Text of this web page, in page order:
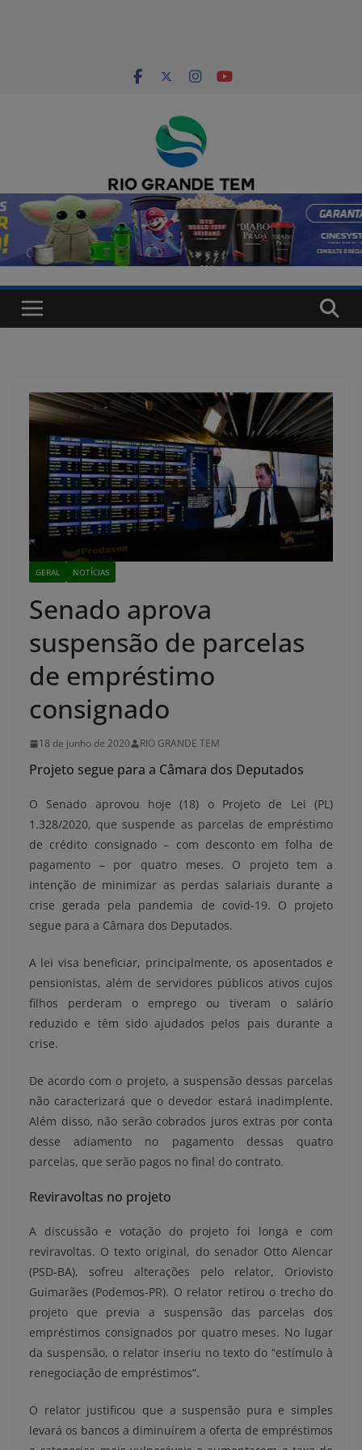
GERAL NOTÍCIAS
Senado aprova
suspensão de parcelas
de empréstimo
consignado
18 de junho de 2020 RIO GRANDE TEM
Projeto segue para a Câmara dos Deputados
O Senado aprovou hoje (18) o Projeto de Lei (PL)
1.328/2020, que suspende as parcelas de empréstimo
de crédito consignado – com desconto em folha de
pagamento – por quatro meses. O projeto tem a
intenção de minimizar as perdas salariais durante a
crise gerada pela pandemia de covid-19. O projeto
segue para a Câmara dos Deputados.
A lei visa beneficiar, principalmente, os aposentados e
pensionistas, além de servidores públicos ativos cujos
filhos perderam o emprego ou tiveram o salário
reduzido e têm sido ajudados pelos pais durante a
crise.
De acordo com o projeto, a suspensão dessas parcelas
não caracterizará que o devedor estará inadimplente.
Além disso, não serão cobrados juros extras por conta
desse adiamento no pagamento dessas quatro
parcelas, que serão pagos no final do contrato.
Reviravoltas no projeto
A discussão e votação do projeto foi longa e com
reviravoltas. O texto original, do senador Otto Alencar
(PSD-BA), sofreu alterações pelo relator, Oriovisto
Guimarães (Podemos-PR). O relator retirou o trecho do
projeto que previa a suspensão das parcelas dos
empréstimos consignados por quatro meses. No lugar
da suspensão, o relator inseriu no texto do “estímulo à
renegociação de empréstimos”.
O relator justificou que a suspensão pura e simples
levará os bancos a diminuírem a oferta de empréstimos